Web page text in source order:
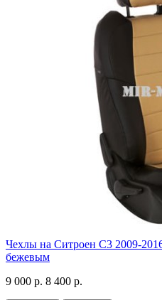
Чехлы на Ситроен С3 2009-
бежевым
9 000 р. 8 400 р.